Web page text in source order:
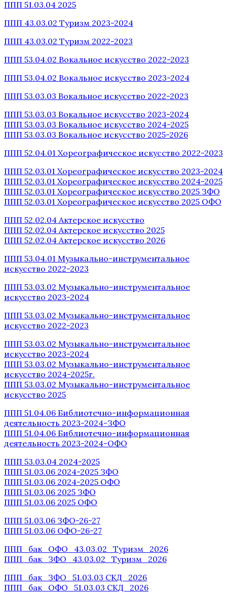
ППП 51.03.04 2025
ППП 43.03.02 Туризм 2023-2024
ППП 43.03.02 Туризм 2022-2023
ППП 53.04.02 Вокальное искусство 2022-2023
ППП 53.04.02 Вокальное искусство 2023-2024
ППП 53.03.03 Вокальное искусство 2022-2023
ППП 53.03.03 Вокальное искусство 2023-2024
ППП 53.03.03 Вокальное искусство 2024-2025
ППП 53.03.03 Вокальное искусство 2025-2026
ППП 52.04.01 Хореографическое искусство 2022-2023
ППП 52.03.01 Хореографическое искусство 2023-2024
ППП 52.03.01 Хореографическое искусство 2024-2025
ППП 52.03.01 Хореографическое искусство 2025 ЗФО
ППП 52.03.01 Хореографическое искусство 2025 ОФО
ППП 52.02.04 Актерское искусство
ППП 52.02.04 Актерское искусство 2025
ППП 52.02.04 Актерское искусство 2026
ППП 53.04.01 Музыкально-инструментальное
искусство 2022-2023
ППП 53.03.02 Музыкально-инструментальное
искусство 2023-2024
ППП 53.03.02 Музыкально-инструментальное
искусство 2022-2023
ППП 53.03.02 Музыкально-инструментальное
искусство 2023-2024
ППП 53.03.02 Музыкально-инструментальное
искусство 2024-2025г.
ППП 53.03.02 Музыкально-инструментальное
искусство 2025
ППП 51.04.06 Библиотечно-информационная
деятельность 2023-2024-ЗФО
ППП 51.04.06 Библиотечно-информационная
деятельность 2023-2024-ОФО
ППП 53.03.04 2024-2025
ППП 51.03.06 2024-2025 ЗФО
ППП 51.03.06 2024-2025 ОФО
ППП 51.03.06 2025 ЗФО
ППП 51.03.06 2025 ОФО
ППП 51.03.06 ЗФО-26-27
ППП 51.03.06 ОФО-26-27
ППП_бак_ОФО_43.03.02_Туризм_2026
ППП_бак_ЗФО_43.03.02_Туризм_2026
ППП_бак_ЗФО_51.03.03 СКД_2026
ППП_бак_ОФО_51.03.03 СКД_2026